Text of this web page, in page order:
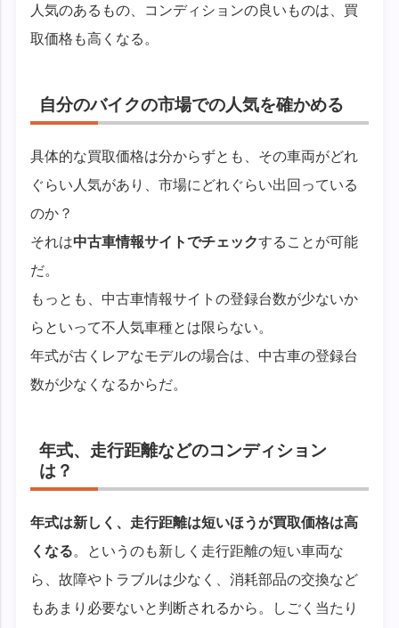
人気のあるもの、コンディションの良いものは、買
取価格も高くなる。
自分のバイクの市場での人気を確かめる
具体的な買取価格は分からずとも、その車両がどれ
ぐらい人気があり、市場にどれぐらい出回っている
のか？
それは中古車情報サイトでチェックすることが可能
だ。
もっとも、中古車情報サイトの登録台数が少ないか
らといって不人気車種とは限らない。
年式が古くレアなモデルの場合は、中古車の登録台
数が少なくなるからだ。
年式、走行距離などのコンディション
は？
年式は新しく、走行距離は短いほうが買取価格は高
くなる。というのも新しく走行距離の短い車両な
ら、故障やトラブルは少なく、消耗部品の交換など
もあまり必要ないと判断されるから。しごく当たり